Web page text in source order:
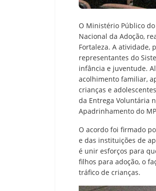
O Ministério Público
Nacional da Adoção,
Fortaleza. A atividade,
representantes do
infância e juventude.
acolhimento familiar,
crianças e
da Entrega Voluntária
Apadrinhamento do
O acordo foi firmado
e das instituições de
é unir esforços para
filhos para adoção, o
tráfico de crianças.